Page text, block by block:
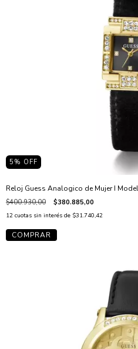
5 % OFF
Reloj Guess Analogico de Mujer I
$400.930,00 $380.885,00
12 cuotas sin interés de $31.740,42